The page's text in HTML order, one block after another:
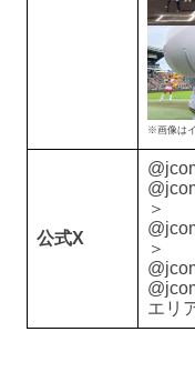
※画像は
公式X
＞
＞
エリ